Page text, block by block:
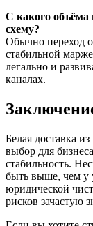
С какого объёма
схему?
Обычно переход
стабильной
легально и
каналах.
Белая доставка
выбор для
стабильность.
быть выше, чем у
юридической
рисков зачастую